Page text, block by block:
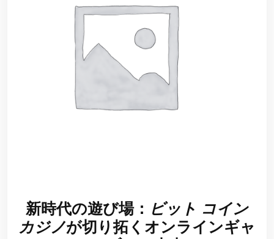
新時代の遊び場： ビット コイン
カジノが切り拓くオンラインギャ